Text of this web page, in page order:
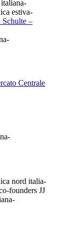
estiva-
Schulte –
Centrale
nord italia-
founders JJ